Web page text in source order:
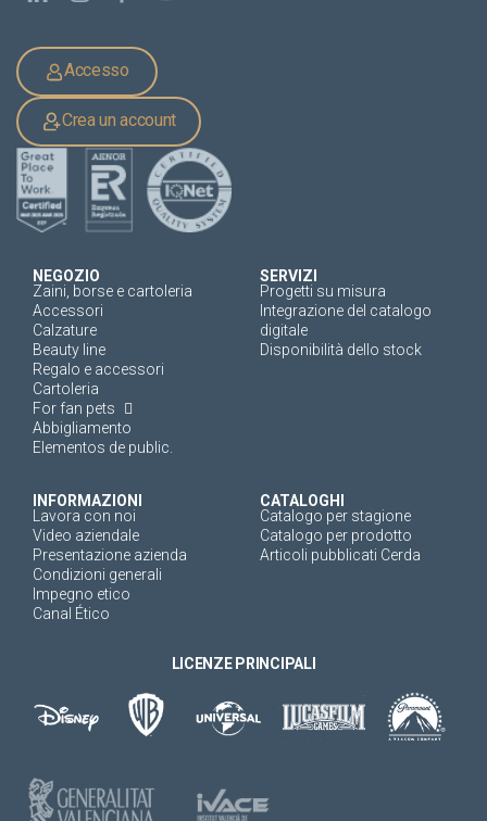
Accesso
Crea un account
NEGOZIO
Zaini, borse e cartoleria
Accessori
Calzature
Beauty line
Regalo e accessori
Cartoleria
For fan pets
Abbigliamento
Elementos de public.
SERVIZI
Progetti su misura
Integrazione del catalogo
digitale
Disponibilità dello stock
INFORMAZIONI
Lavora con noi
Video aziendale
Presentazione azienda
Condizioni generali
Impegno etico
Canal Ético
CATALOGHI
Catalogo per stagione
Catalogo per prodotto
Articoli pubblicati Cerda
LICENZE PRINCIPALI